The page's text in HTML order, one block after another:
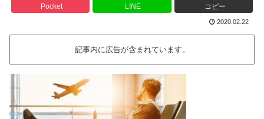
Pocket LINE コピー
2020.02.22
記事内に広告が含まれています。